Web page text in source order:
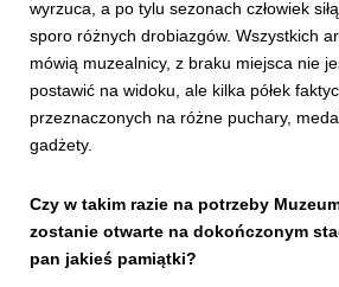
wyrzuca, a po tylu sezonach człowiek
sporo różnych drobiazgów. Wszystkich
mówią muzealnicy, z braku miejsca nie
postawić na widoku, ale kilka półek
przeznaczonych na różne puchary,
gadżety.
Czy w takim razie na potrzeby
zostanie otwarte na dokończonym
pan jakieś pamiątki?